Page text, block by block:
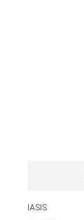
IASIS